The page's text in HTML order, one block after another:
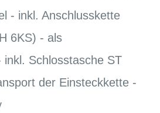
- inkl. Anschlusskette
6KS) - als
Schlosstasche ST
der Einsteckkette -